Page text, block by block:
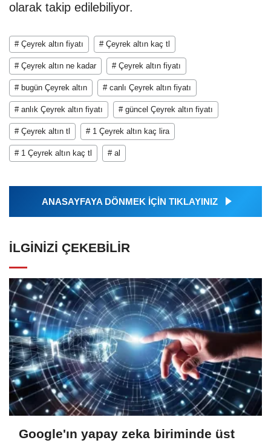
olarak takip edilebiliyor.
# Çeyrek altın fiyatı # Çeyrek altın kaç tl
# Çeyrek altın ne kadar # Çeyrek altın fiyatı
# bugün Çeyrek altın # canlı Çeyrek altın fiyatı
# anlık Çeyrek altın fiyatı # güncel Çeyrek altın fiyatı
# Çeyrek altın tl # 1 Çeyrek altın kaç lira
# 1 Çeyrek altın kaç tl # al
ANASAYFAYA DÖNMEK İÇİN TIKLAYINIZ
İLGINIZI ÇEKEBILIR
Google'ın yapay zeka biriminde üst